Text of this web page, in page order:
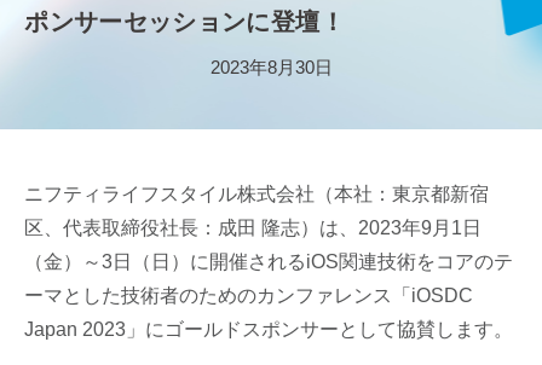
ポンサーセッションに登壇！
2023年8月30日
ニフティライフスタイル株式会社（本社：東京都新宿
区、代表取締役社長：成田 隆志）は、2023年9月1日
（金）～3日（日）に開催されるiOS関連技術をコアのテ
ーマとした技術者のためのカンファレンス「iOSDC
Japan 2023」にゴールドスポンサーとして協賛します。